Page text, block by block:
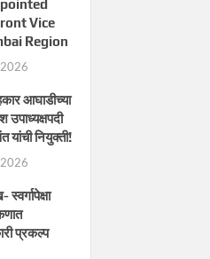
Vice
Region
आघाडीच्या
उपाध्यक्षपदी
यांची नियुक्ती!
प्रकल्प